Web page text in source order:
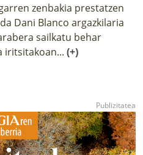
zenbakia prestatzen
Dani Blanco argazkilaria
sailkatu behar
iritsitakoan... (+)